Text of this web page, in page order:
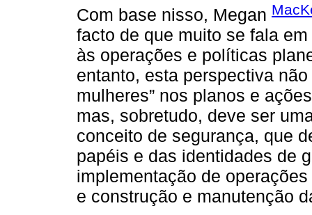
Com base nisso, Megan
facto de que muito se fala
às operações e políticas
entanto, esta perspectiva
mulheres” nos planos e
mas, sobretudo, deve ser
conceito de segurança, que
papéis e das identidades de
implementação de
e construção e manutenção